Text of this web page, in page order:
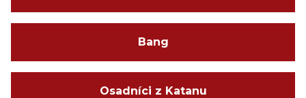
Bang
Osadníci z Katanu